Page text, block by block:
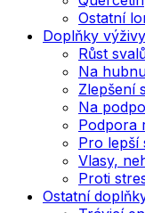
Ostatní
Doplňky
Růst
Na
Zlepšení
Na
Podpora
Pro lepší
Vlasy,
Proti
Ostatní